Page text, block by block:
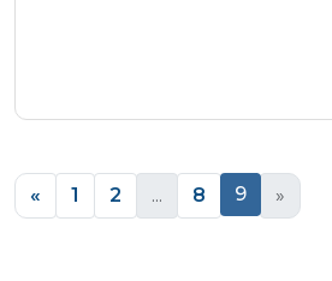
« 1 2 ... 8 9 »